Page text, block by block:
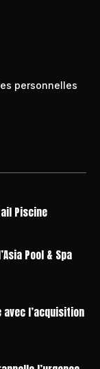
personnelles
Piscine
Pool & Spa
l’acquisition